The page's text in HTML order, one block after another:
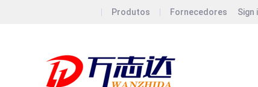
Produtos Fornecedores Sign